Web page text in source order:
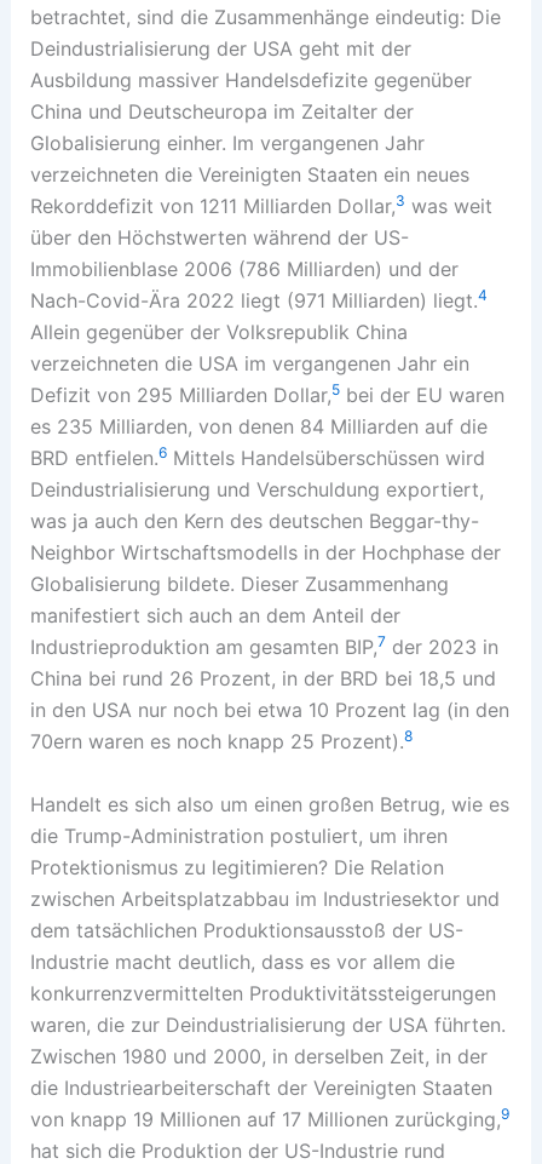
betrachtet, sind die Zusammenhänge eindeutig: Die
Deindustrialisierung der USA geht mit der
Ausbildung massiver Handelsdefizite gegenüber
China und Deutscheuropa im Zeitalter der
Globalisierung einher. Im vergangenen Jahr
verzeichneten die Vereinigten Staaten ein neues
Rekorddefizit von 1211 Milliarden Dollar,3 was weit
über den Höchstwerten während der US-
Immobilienblase 2006 (786 Milliarden) und der
Nach-Covid-Ära 2022 liegt (971 Milliarden) liegt.4
Allein gegenüber der Volksrepublik China
verzeichneten die USA im vergangenen Jahr ein
Defizit von 295 Milliarden Dollar,5bei der EU waren
es 235 Milliarden, von denen 84 Milliarden auf die
BRD entfielen.6Mittels Handelsüberschüssen wird
Deindustrialisierung und Verschuldung exportiert,
was ja auch den Kern des deutschen Beggar-thy-
Neighbor Wirtschaftsmodells in der Hochphase der
Globalisierung bildete. Dieser Zusammenhang
manifestiert sich auch an dem Anteil der
Industrieproduktion am gesamten BIP,7 der 2023 in
China bei rund 26 Prozent, in der BRD bei 18,5 und
in den USA nur noch bei etwa 10 Prozent lag (in den
70ern waren es noch knapp 25 Prozent).8
Handelt es sich also um einen großen Betrug, wie es
die Trump-Administration postuliert, um ihren
Protektionismus zu legitimieren? Die Relation
zwischen Arbeitsplatzabbau im Industriesektor und
dem tatsächlichen Produktionsausstoß der US-
Industrie macht deutlich, dass es vor allem die
konkurrenzvermittelten Produktivitätssteigerungen
waren, die zur Deindustrialisierung der USA führten.
Zwischen 1980 und 2000, in derselben Zeit, in der
die Industriearbeiterschaft der Vereinigten Staaten
von knapp 19 Millionen auf 17 Millionen zurückging,9
hat sich die Produktion der US-Industrie rund